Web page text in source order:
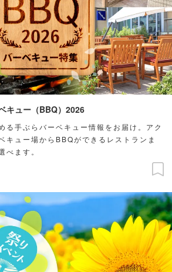
キュー（BBQ）2026
る手ぶらバーベキュー情報をお届け。アク
キュー場からBBQができるレストランま
べます。